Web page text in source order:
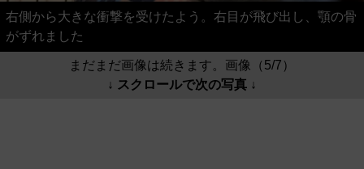
右側から大きな衝撃を受けたよう。右目が飛び出し、顎の骨
がずれました
まだまだ画像は続きます。画像（5/7）
↓ スクロールで次の写真 ↓